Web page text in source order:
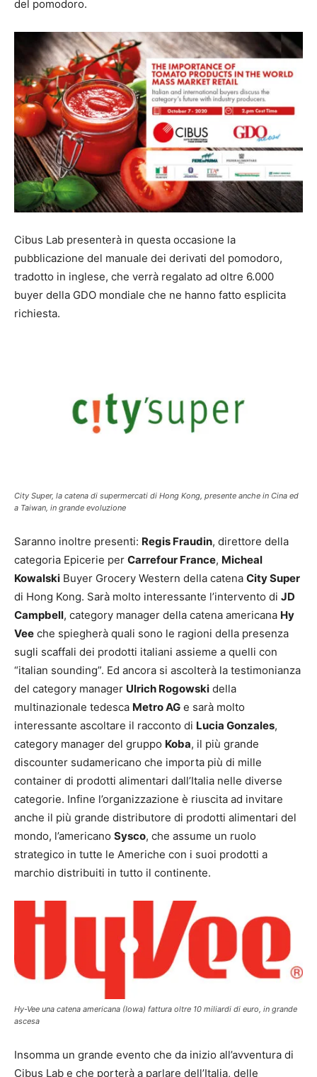
del pomodoro.
Cibus Lab presenterà in questa occasione la
pubblicazione del manuale dei derivati del pomodoro,
tradotto in inglese, che verrà regalato ad oltre 6.000
buyer della GDO mondiale che ne hanno fatto esplicita
richiesta.
City Super, la catena di supermercati di Hong Kong, presente anche in Cina ed
a Taiwan, in grande evoluzione
Saranno inoltre presenti: Regis Fraudin, direttore della
categoria Epicerie per Carrefour France, Micheal
Kowalski Buyer Grocery Western della catena City Super
di Hong Kong. Sarà molto interessante l’intervento di JD
Campbell, category manager della catena americana Hy
Vee che spiegherà quali sono le ragioni della presenza
sugli scaffali dei prodotti italiani assieme a quelli con
“italian sounding”. Ed ancora si ascolterà la testimonianza
del category manager Ulrich Rogowski della
multinazionale tedesca Metro AG e sarà molto
interessante ascoltare il racconto di Lucia Gonzales,
category manager del gruppo Koba, il più grande
discounter sudamericano che importa più di mille
container di prodotti alimentari dall’Italia nelle diverse
categorie. Infine l’organizzazione è riuscita ad invitare
anche il più grande distributore di prodotti alimentari del
mondo, l’americano Sysco, che assume un ruolo
strategico in tutte le Americhe con i suoi prodotti a
marchio distribuiti in tutto il continente.
Hy-Vee una catena americana (Iowa) fattura oltre 10 miliardi di euro, in grande
ascesa
Insomma un grande evento che da inizio all’avventura di
Cibus Lab e che porterà a parlare dell’Italia, delle